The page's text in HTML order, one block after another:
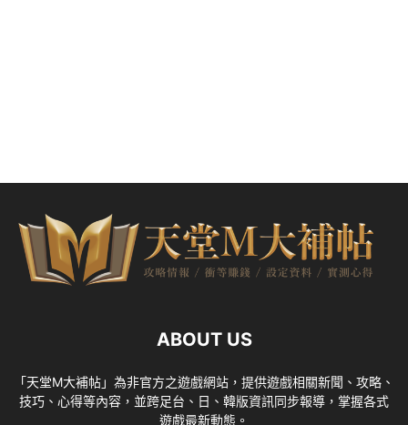
ABOUT US
「天堂M大補帖」為非官方之遊戲網站，提供遊戲相關新聞、攻略、
技巧、心得等內容，並跨足台、日、韓版資訊同步報導，掌握各式
遊戲最新動態。